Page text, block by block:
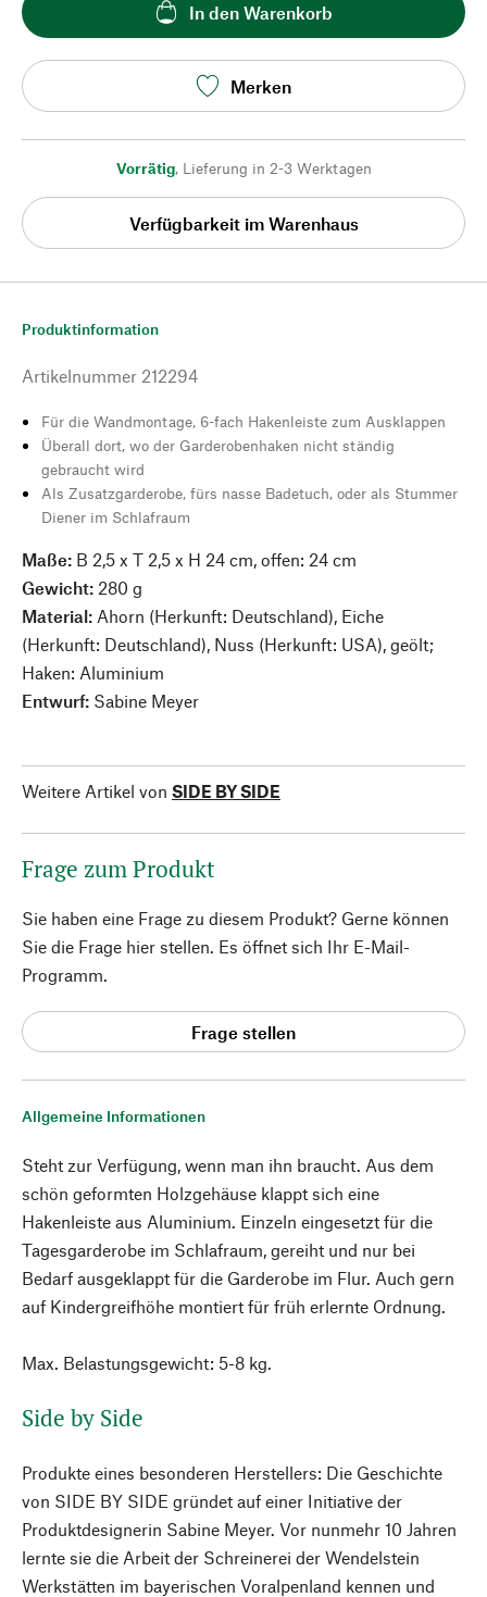
In den Warenkorb
Merken
Vorrätig, Lieferung in 2-3 Werktagen
Verfügbarkeit im Warenhaus
Allgemeine Informationen
Steht zur Verfügung, wenn man ihn braucht. Aus dem
schön geformten Holzgehäuse klappt sich eine
Hakenleiste aus Aluminium. Einzeln eingesetzt für die
Tagesgarderobe im Schlafraum, gereiht und nur bei
Bedarf ausgeklappt für die Garderobe im Flur. Auch gern
auf Kindergreifhöhe montiert für früh erlernte Ordnung.
Max. Belastungsgewicht: 5-8 kg.
Side by Side
Produkte eines besonderen Herstellers: Die Geschichte
von SIDE BY SIDE gründet auf einer Initiative der
Produktdesignerin Sabine Meyer. Vor nunmehr 10 Jahren
lernte sie die Arbeit der Schreinerei der Wendelstein
Werkstätten im bayerischen Voralpenland kennen und
Produktinformation
Artikelnummer 212294
Für die Wandmontage, 6-fach Hakenleiste zum Ausklappen
Überall dort, wo der Garderobenhaken nicht ständig
gebraucht wird
Als Zusatzgarderobe, fürs nasse Badetuch, oder als Stummer
Diener im Schlafraum
Maße: B 2,5 x T 2,5 x H 24 cm, offen: 24 cm
Gewicht: 280 g
Material: Ahorn (Herkunft: Deutschland), Eiche
(Herkunft: Deutschland), Nuss (Herkunft: USA), geölt;
Haken: Aluminium
Entwurf: Sabine Meyer
Weitere Artikel von SIDE BY SIDE
Frage zum Produkt
Sie haben eine Frage zu diesem Produkt? Gerne können
Sie die Frage hier stellen. Es öffnet sich Ihr E-Mail-
Programm.
Frage stellen